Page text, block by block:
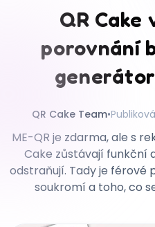
Dokumentace
Nápověda
QR Cake
porovnání
QR Cake Team•
ME-QR je zdarma, ale s
Cake zůstávají funkční
odstraňují. Tady je férové
soukromí a toho, co